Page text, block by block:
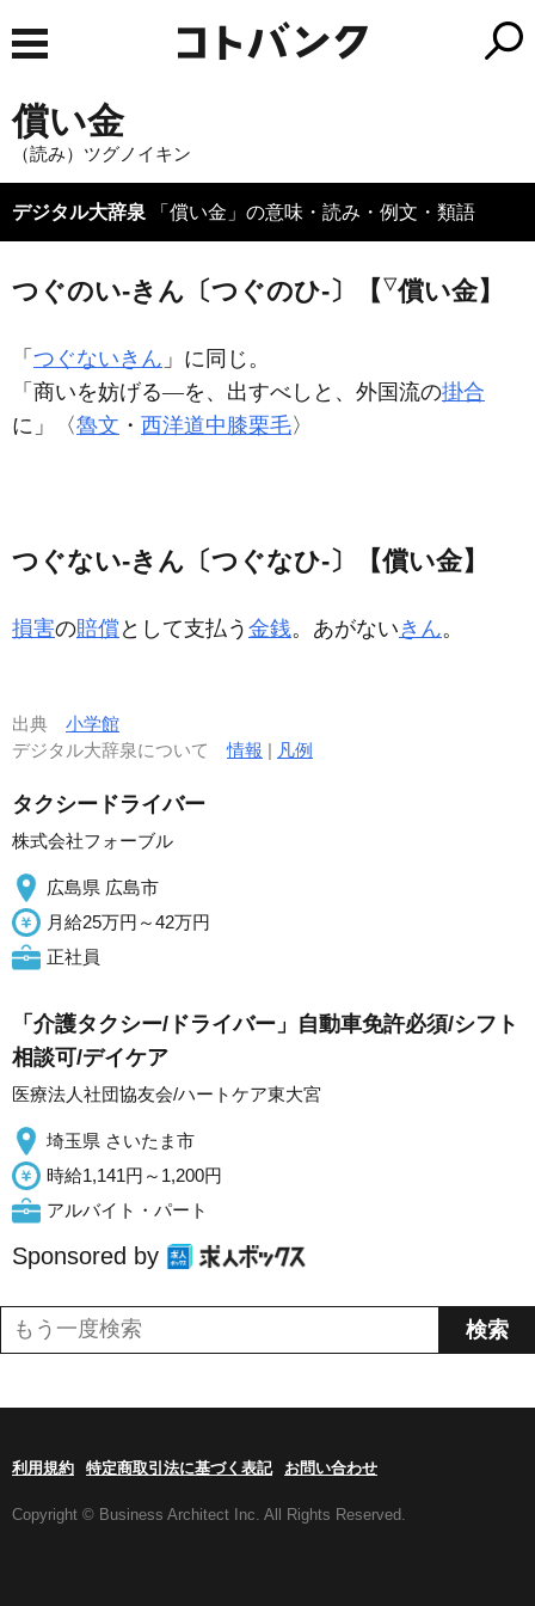
償い金
（読み）ツグノイキン
デジタル大辞泉 「償い金」の意味・読み・例文・類語
つぐのい‐きん〔つぐのひ‐〕【 ▽償い金】
「 つぐないきん 」に同じ。
「商いを妨げる―を、出すべしと、外国流の掛合
に」〈魯文 ・ 西洋道中膝栗毛〉
つぐない‐きん〔つぐなひ‐〕【償い金】
損害の賠償 として支払う 金銭。あがないきん。
出典 小学館
デジタル大辞泉について情報 | 凡例
タクシードライバー
株式会社フォーブル
広島県 広島市
月給25万円～42万円
正社員
「介護タクシー/ドライバー」自動車免許必須/シフト
相談可/デイケア
医療法人社団協友会/ハートケア東大宮
埼玉県 さいたま市
時給1,141円～1,200円
アルバイト・パート
Sponsored by
利用規約 特定商取引法に基づく表記 お問い合わせ
Copyright © Business Architect Inc. All Rights Reserved.